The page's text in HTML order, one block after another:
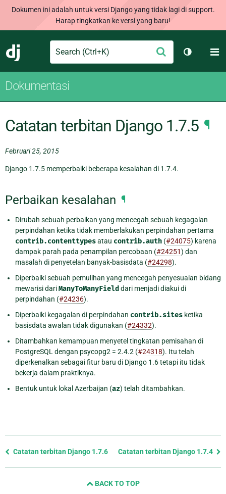
Dokumen ini adalah untuk versi Django yang tidak lagi di support.
Harap tingkatkan ke versi yang baru!
Django
Search Ajukan
Ganti
Dokumentasi
Catatan terbitan Django 1.7.5 ¶
Februari 25, 2015
Django 1.7.5 memperbaiki beberapa kesalahan di 1.7.4.
Perbaikan kesalahan ¶
Dirubah sebuah perbaikan yang mencegah sebuah kegagalan
perpindahan ketika tidak memberlakukan perpindahan pertama
contrib.contenttypesatau contrib.auth (#24075) karena
dampak parah pada penampilan percobaan (#24251) dan
masalah di penyetelan banyak-basisdata (#24298).
Diperbaiki sebuah pemulihan yang mencegah penyesuaian bidang
mewarisi dariManyToManyField dari menjadi diakui di
perpindahan (#24236).
Diperbaiki kegagalan di perpindahan contrib.sites ketika
basisdata awalan tidak digunakan (#24332).
Ditambahkan kemampuan menyetel tingkatan pemisahan di
PostgreSQL dengan psycopg2 = 2.4.2 (#24318). Itu telah
diperkenalkan sebagai fitur baru di Django 1.6 tetapi itu tidak
bekerja dalam praktiknya.
Bentuk untuk lokal Azerbaijan (az) telah ditambahkan.
Previous
Catatan terbitan Django 1.7.6 Catatan terbitan Django 1.7.4
BACK TO TOP